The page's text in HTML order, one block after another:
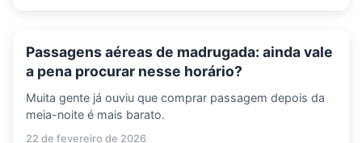
Passagens aéreas de madrugada: ainda vale
a pena procurar nesse horário?
Muita gente já ouviu que comprar passagem depois da
meia-noite é mais barato.
22 de fevereiro de 2026